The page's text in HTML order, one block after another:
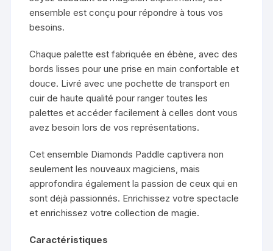
ensemble est conçu pour répondre à tous vos
besoins.
Chaque palette est fabriquée en ébène, avec des
bords lisses pour une prise en main confortable et
douce. Livré avec une pochette de transport en
cuir de haute qualité pour ranger toutes les
palettes et accéder facilement à celles dont vous
avez besoin lors de vos représentations.
Cet ensemble Diamonds Paddle captivera non
seulement les nouveaux magiciens, mais
approfondira également la passion de ceux qui en
sont déjà passionnés. Enrichissez votre spectacle
et enrichissez votre collection de magie.
Caractéristiques